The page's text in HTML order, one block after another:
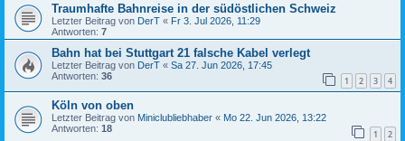
Traumhafte Bahnreise in der südöstlichen Schweiz
Letzter Beitrag von DerT « Fr 3. Jul 2026, 11:29
Antworten: 7
Bahn hat bei Stuttgart 21 falsche Kabel verlegt
Letzter Beitrag von DerT « Sa 27. Jun 2026, 17:45
Antworten: 36 1 2 3 4
Köln von oben
Letzter Beitrag von Miniclubliebhaber « Mo 22. Jun 2026, 13:22
Antworten: 18 1 2